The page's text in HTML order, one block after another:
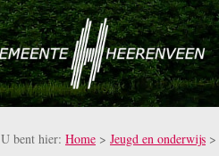
U bent hier: Home > Jeugd en onderwijs >